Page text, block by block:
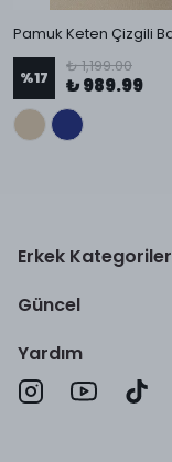
%17
₺ 1,199.00
₺ 989.99
Erkek Kategoriler
Güncel
Yardım